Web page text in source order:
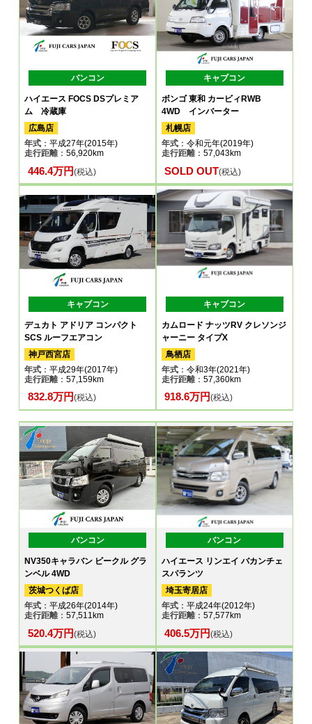
バンコン
ハイエース FOCS DSプレミア
ム 冷蔵庫
広島店
年式 ：平成27年(2015年)
走行距離：56,920km
446.4万円(税込)
キャブコン
ボンゴ 東和 カービィRWB
4WD インバーター
札幌店
年式：令和元年(2019年)
走行距離：57,043km
SOLD OUT(税込)
キャブコン
デュカト アドリア コンパクト
SCS ルーフエアコン
神戸西宮店
年式 ：平成29年(2017年)
走行距離：57,159km
832.8万円(税込)
キャブコン
カムロード ナッツRV クレソンジ
ャーニー タイプX
鳥栖店
年式：令和3年(2021年)
走行距離：57,360km
918.6万円(税込)
バンコン
NV350キャラバン ビークル グラ
ンベル 4WD
茨城つくば店
年式 ：平成26年(2014年)
走行距離：57,511km
520.4万円(税込)
バンコン
ハイエース リンエイ バカンチェ
スパランツ
埼玉寄居店
年式：平成24年(2012年)
走行距離：57,577km
406.5万円(税込)